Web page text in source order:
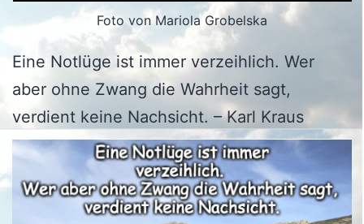
Foto von Mariola Grobelska
Eine Notlüge ist immer verzeihlich. Wer
aber ohne Zwang die Wahrheit sagt,
verdient keine Nachsicht. – Karl Kraus